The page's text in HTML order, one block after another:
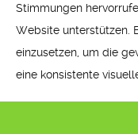
Stimmungen
Website unterstützen.
einzusetzen, um die
eine konsistente